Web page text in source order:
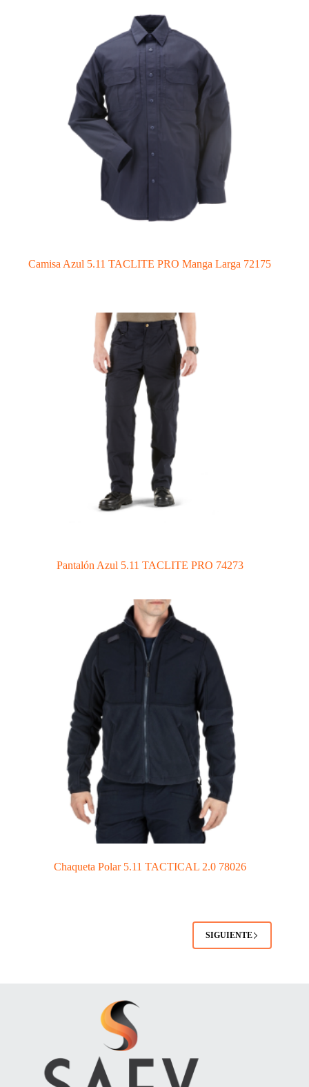
Camisa Azul 5.11 TACLITE PRO Manga Larga 72175
Pantalón Azul 5.11 TACLITE PRO 74273
Chaqueta Polar 5.11 TACTICAL 2.0 78026
SIGUIENTE